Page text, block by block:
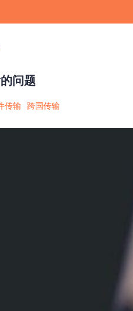
问题
传输 跨国传输